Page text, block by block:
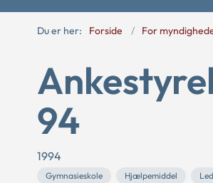
Du er her: Forside For
94
1994
Gymnasieskole Hjælpemiddel